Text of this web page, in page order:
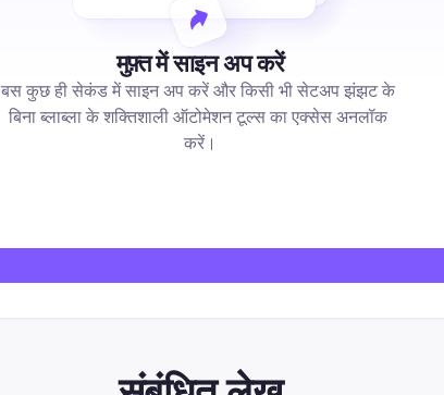
मुफ़्त में साइन अप करें
बस कुछ ही सेकंड में साइन अप करें और किसी भी सेटअप झंझट के
बिना ब्लाब्ला के शक्तिशाली ऑटोमेशन टूल्स का एक्सेस अनलॉक
करें।